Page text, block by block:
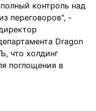
контроль над
переговоров", -
Dragon
что холдинг
поглощения в